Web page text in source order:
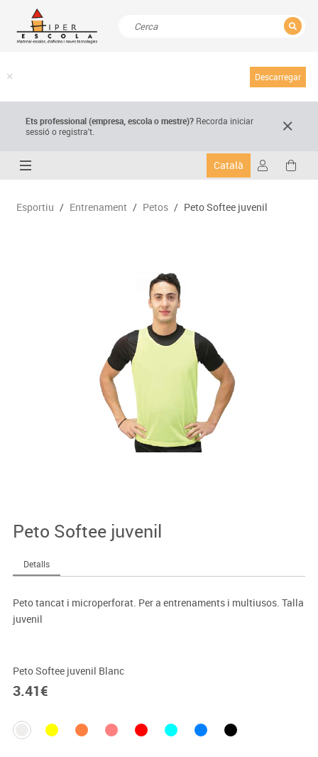
Descarregar
Ets professional (empresa,escola o mestre)? Recorda iniciar
sessió o registra't.
Català
Esportiu / Entrenament / Petos / Peto Softee juvenil
Peto Softee juvenil
Detalls
Peto tancat i microperforat. Per a entrenaments i multiusos. Talla
juvenil
Peto Softee juvenil Blanc
3.41€